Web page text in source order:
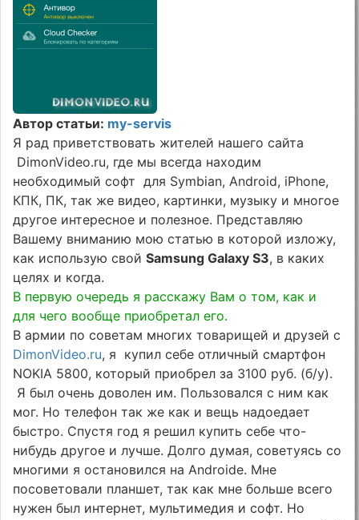
Автор статьи: my-servis
Я рад приветствовать жителей нашего сайта
DimonVideo.ru, где мы всегда находим
необходимый софт для Symbian, Android, iPhone,
КПК, ПК, так же видео, картинки, музыку и многое
другое интересное и полезное. Представляю
Вашему вниманию мою статью в которой изложу,
как использую свойSamsung Galaxy S3, в каких
целях и когда.
В первую очередь я расскажу Вам о том, как и
для чего вообще приобретал его.
В армии по советам многих товарищей и друзей с
DimonVideo.ru, я купил себе отличный смартфон
NOKIA 5800, который приобрел за 3100 руб. (б/у).
Я был очень доволен им. Пользовался с ним как
мог. Но телефон так же как и вещь надоедает
быстро. Спустя год я решил купить себе что-
нибудь другое и лучше. Долго думая, советуясь со
многими я остановился на Androidе. Мне
посоветовали планшет, так как мне больше всего
нужен был интернет, мультимедия и софт. Но